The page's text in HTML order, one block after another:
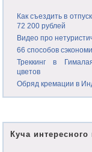
Как съездить в
72 200 рублей
Видео про
66 способов
Треккинг в
цветов
Обряд кремации в
Куча